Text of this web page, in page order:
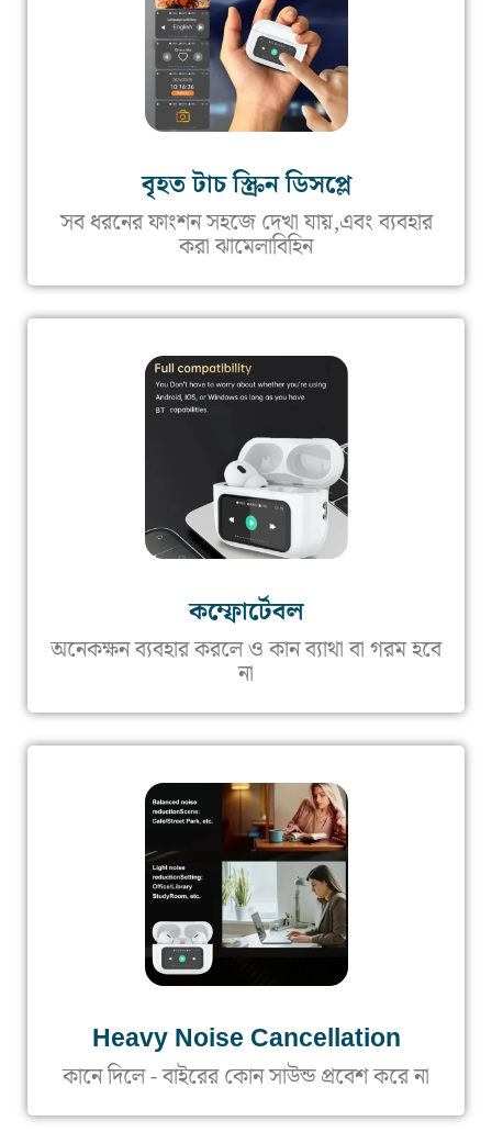
বৃহত টাচ স্ক্রিন ডিসপ্লে
সব ধরনের ফাংশন সহজে দেখা যায়,এবং ব্যবহার
করা ঝামেলাবিহিন
কম্ফোর্টেবল
অনেকক্ষন ব্যবহার করলে ও কান ব্যাথা বা গরম হবে
না
Heavy Noise Cancellation
কানে দিলে - বাইরের কোন সাউন্ড প্রবেশ করে না